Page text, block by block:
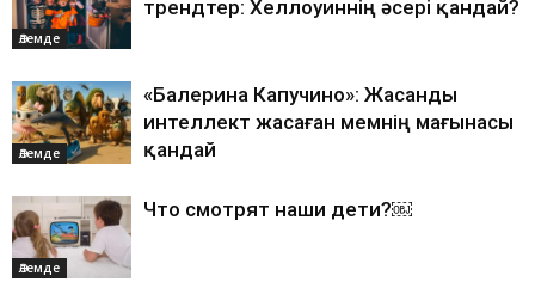
Әлемде
трендтер: Хеллоуиннің әсері қандай?
Әлемде
«Балерина Капучино»: Жасанды
интеллект жасаған мемнің мағынасы
қандай
Әлемде
Что смотрят наши дети?￼